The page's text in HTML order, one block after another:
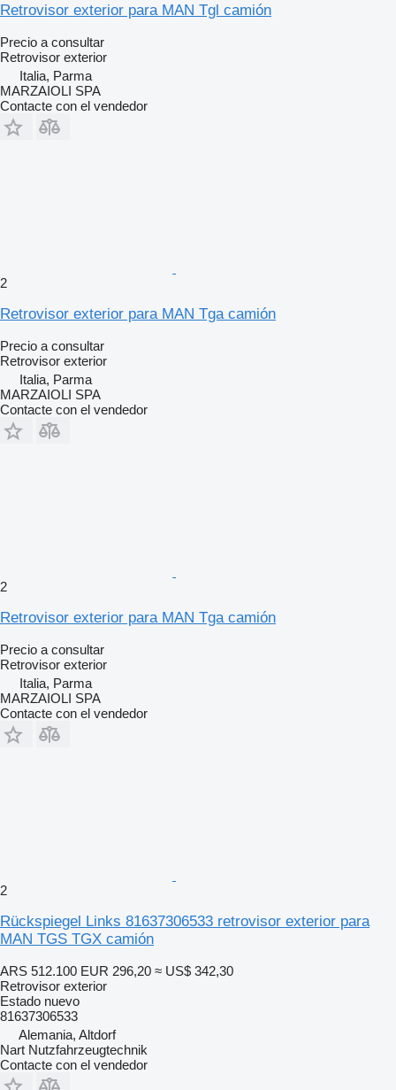
Retrovisor exterior para MAN Tgl camión
Precio a consultar
Retrovisor exterior
Italia, Parma
MARZAIOLI SPA
Contacte con el vendedor
2
Retrovisor exterior para MAN Tga camión
Precio a consultar
Retrovisor exterior
Italia, Parma
MARZAIOLI SPA
Contacte con el vendedor
2
Retrovisor exterior para MAN Tga camión
Precio a consultar
Retrovisor exterior
Italia, Parma
MARZAIOLI SPA
Contacte con el vendedor
2
Rückspiegel Links 81637306533 retrovisor exterior para
MAN TGS TGX camión
ARS 512.100 EUR 296,20 ≈ US$ 342,30
Retrovisor exterior
Estado nuevo
81637306533
Alemania, Altdorf
Nart Nutzfahrzeugtechnik
Contacte con el vendedor